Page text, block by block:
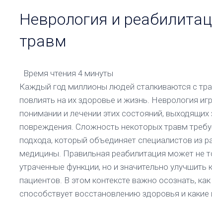
с
модулируемой
толстой
кишки
Схемы
химиотерапии
рака
толстой
кишки
(колоректального
рака)
Схемы
химиотерапии
Неврология и
травм
Время чтения 4 минуты
Каждый год миллионы людей сталкиваются с
повлиять на их здоровье и жизнь. Неврология
понимании и лечении этих состояний,
повреждения. Сложность некоторых травм
подхода, который объединяет специалистов из
медицины. Правильная реабилитация может не
утраченные функции, но и значительно улучшить
пациентов. В этом контексте важно осознать,
способствует восстановлению здоровья и